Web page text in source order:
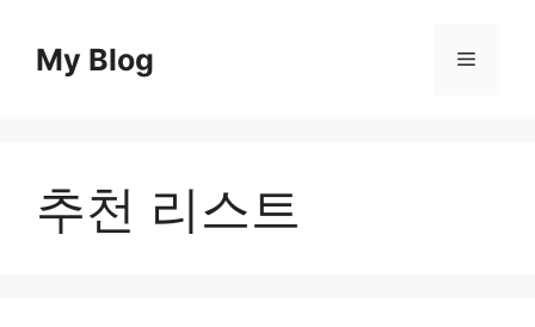
My Blog 메
추천 리스트